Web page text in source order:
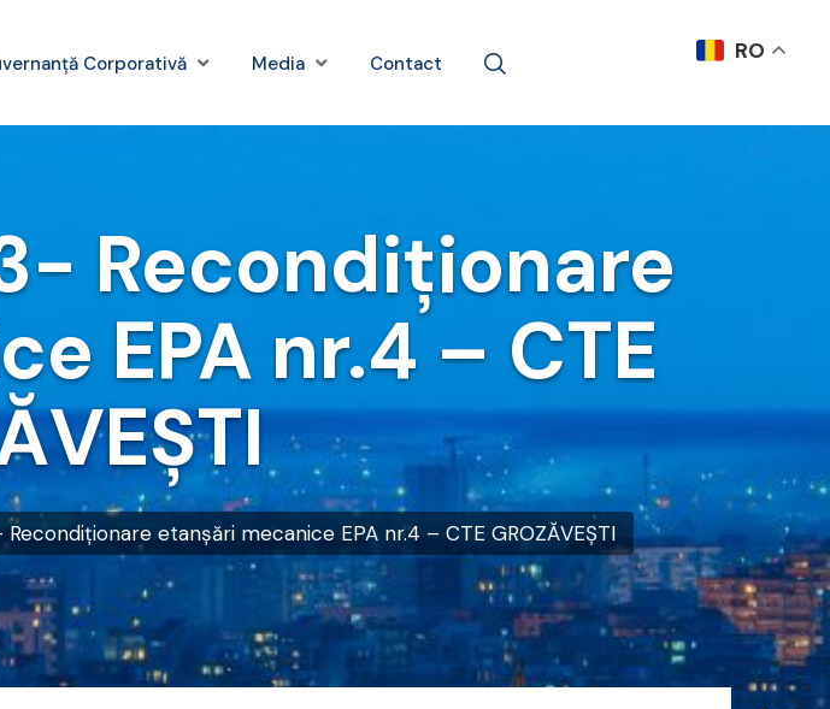
Corporativă Media Contact
Recondiționare
EPA nr.4 – CTE
etanșări mecanice EPA nr.4 – CTE GROZĂVEȘTI
RO